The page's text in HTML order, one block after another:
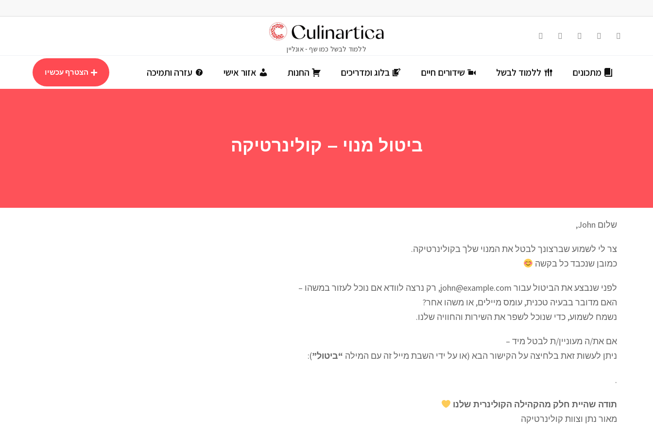
מתכונים ללמוד לבשל שידורים חיים בלוג ומדריכים החנות אזור אישי עזרה ותמיכה הצטרף עכשיו
ביטול מנוי – קולינרטיקה
שלום John
,
צר לי לשמוע שברצונך לבטל את המנוי שלך בקולינרטיקה.
כמובן שנכבד כל בקשה
לפני שנבצע את הביטול עבור john@example.com, רק נרצה לוודא אם נוכל לעזור במשהו –
האם מדובר בבעיה טכנית, עומס מיילים, או משהו אחר?
נשמח לשמוע, כדי שנוכל לשפר את השירות והחוויה שלנו.
אם את/ה מעוניין/ת לבטל מיד –
ניתן לעשות זאת בלחיצה על הקישור הבא (או על ידי השבת מייל זה עם המילה “ביטול”):
.
תודה שהיית חלק מהקהילה הקולינרית שלנו
מאור נתן וצוות קולינרטיקה